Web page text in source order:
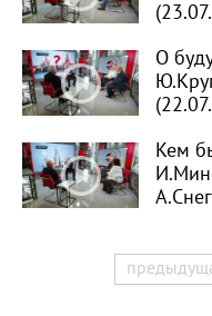
О
Кем